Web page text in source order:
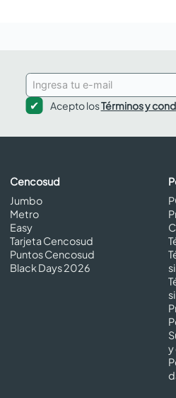
Acepto losTérminos y
Cencosud
Jumbo
Metro
Easy
Tarjeta Cencosud
Puntos Cencosud
Black Days 2026
y